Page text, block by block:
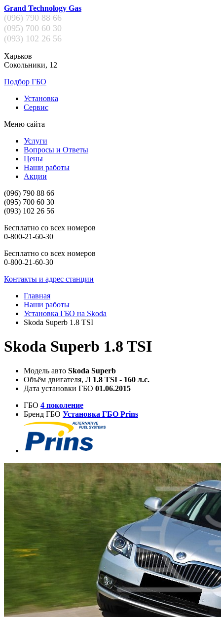
Grand Technology Gas
(096) 790 88 66
(095) 700 60 30
(093) 102 26 56
Харьков
Сокольники, 12
Подбор ГБО
Установка
Сервис
Меню сайта
Услуги
Вопросы и Ответы
Цены
Наши работы
Акции
(096) 790 88 66
(095) 700 60 30
(093) 102 26 56
Бесплатно со всех номеров
0-800-21-60-30
Бесплатно со всех номеров
0-800-21-60-30
Контакты и адрес станции
Главная
Наши работы
Установка ГБО на Skoda
Skoda Superb 1.8 TSI
Skoda Superb 1.8 TSI
Модель авто Skoda Superb
Объём двигателя, Л 1.8 TSI - 160 л.с.
Дата установки ГБО 01.06.2015
ГБО 4 поколение
Бренд ГБО Установка ГБО Prins